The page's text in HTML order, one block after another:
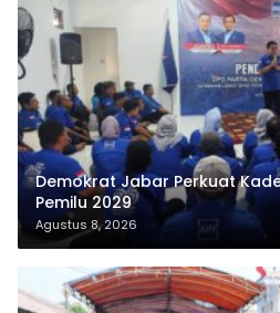
Demokrat Jabar Perkuat
Pemilu 2029
Agustus 8, 2026